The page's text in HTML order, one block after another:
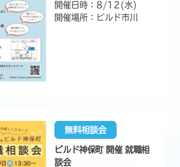
開催日時：8/12(水)
開催場所：ビルド市川
無料相談会
ビルド神保町 開催 就職相
談会